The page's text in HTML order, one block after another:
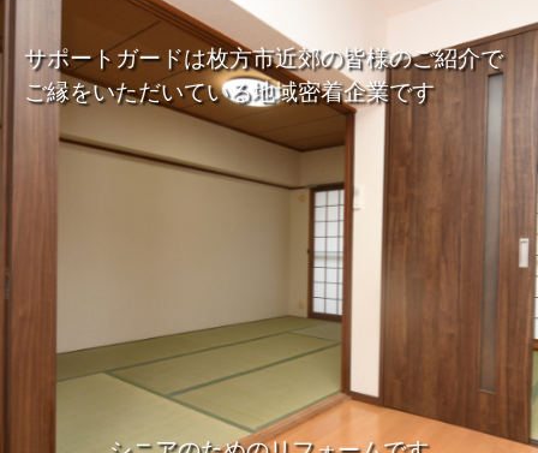
サポートガードは枚方市近郊の皆様のご紹介で
ご縁をいただいている地域密着企業です